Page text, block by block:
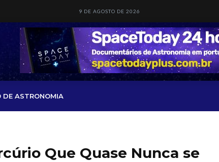
9 DE AGOSTO DE 2026
DE ASTRONOMIA
Que Quase Nunca se